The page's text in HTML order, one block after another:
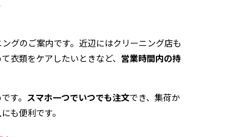
グのご案内です。近辺にはクリーニング店も
衣類をケアしたいときなど、 営業時間内の持
す。 スマホ一つでいつでも注文でき、集荷か
にも便利です。